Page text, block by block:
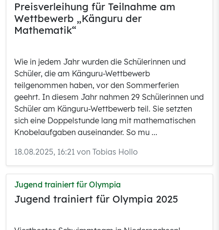
Preisverleihung für Teilnahme am
Wettbewerb „Känguru der
Mathematik“
Wie in jedem Jahr wurden die Schülerinnen und
Schüler, die am Känguru-Wettbewerb
teilgenommen haben, vor den Sommerferien
geehrt. In diesem Jahr nahmen 29 Schülerinnen und
Schüler am Känguru-Wettbewerb teil. Sie setzten
sich eine Doppelstunde lang mit mathematischen
Knobelaufgaben auseinander. So mu ...
18.08.2025, 16:21 von Tobias Hollo
Jugend trainiert für Olympia
Jugend trainiert für Olympia 2025